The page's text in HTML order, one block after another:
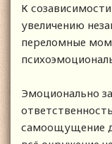
К
увеличению
переломные
Эмоционально
самоощущение